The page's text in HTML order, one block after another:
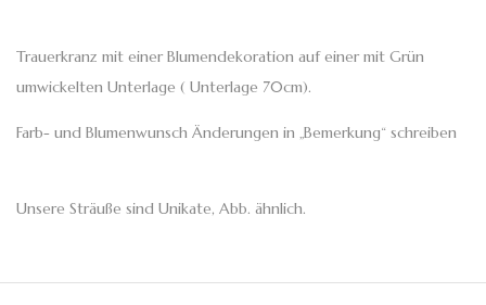
Trauerkranz mit einer Blumendekoration auf einer mit Grün
umwickelten Unterlage ( Unterlage 70cm).
Farb- und Blumenwunsch Änderungen in „Bemerkung“ schreiben
Unsere Sträuße sind Unikate, Abb. ähnlich.